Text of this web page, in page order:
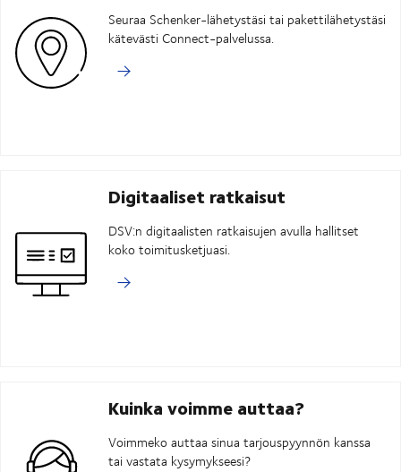
Seuraa Schenker-lähetystäsi tai pakettilähetystäsi
kätevästi Connect-palvelussa.
Digitaaliset ratkaisut
DSV:n digitaalisten ratkaisujen avulla hallitset
koko toimitusketjuasi.
Kuinka voimme auttaa?
Voimmeko auttaa sinua tarjouspyynnön kanssa
tai vastata kysymykseesi?